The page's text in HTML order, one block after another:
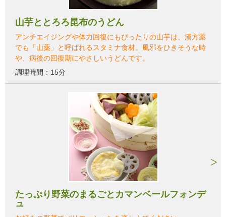
山芋ととろろ昆布のうどん
アンチエイジングや体力回復にもぴったりの山芋は、漢方薬
でも「山薬」と呼ばれるスタミナ食材。風邪をひきそうな時
や、病後の回復期にやさしいうどんです。
調理時間：15分
たっぷり野菜のまるごとカマンベールフォンデ
ュ